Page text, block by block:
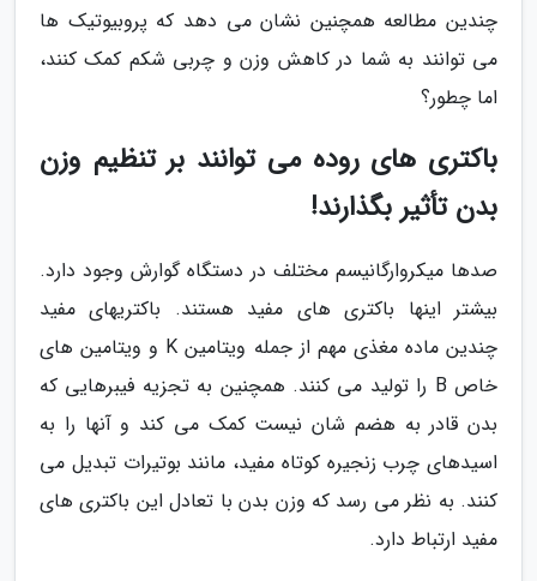
چندین مطالعه همچنین نشان می دهد که پروبیوتیک ها
می توانند به شما در کاهش وزن و چربی شکم کمک کنند،
اما چطور؟
باکتری های روده می توانند بر تنظیم وزن
بدن تأثیر بگذارند!
صدها میکروارگانیسم مختلف در دستگاه گوارش وجود دارد.
بیشتر اینها باکتری های مفید هستند. باکتریهای مفید
چندین ماده مغذی مهم از جمله ویتامین K و ویتامین های
خاص B را تولید می کنند. همچنین به تجزیه فیبرهایی که
بدن قادر به هضم شان نیست کمک می کند و آنها را به
اسیدهای چرب زنجیره کوتاه مفید، مانند بوتیرات تبدیل می
کنند. به نظر می رسد که وزن بدن با تعادل این باکتری های
مفید ارتباط دارد.